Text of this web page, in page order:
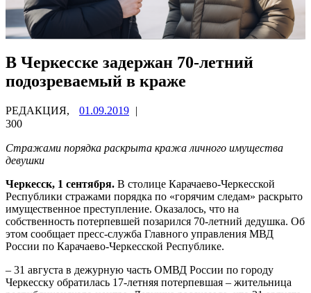
В Черкесске задержан 70-летний
подозреваемый в краже
РЕДАКЦИЯ, 01.09.2019 |
300
Стражами порядка раскрыта кража личного имущества
девушки
Черкесск, 1 сентября. В столице Карачаево-Черкесской
Республики стражами порядка по «горячим следам» раскрыто
имущественное преступление. Оказалось, что на
собственность потерпевшей позарился 70-летний дедушка. Об
этом сообщает пресс-служба Главного управления МВД
России по Карачаево-Черкесской Республике.
– 31 августа в дежурную часть ОМВД России по городу
Черкесску обратилась 17-летняя потерпевшая – жительница